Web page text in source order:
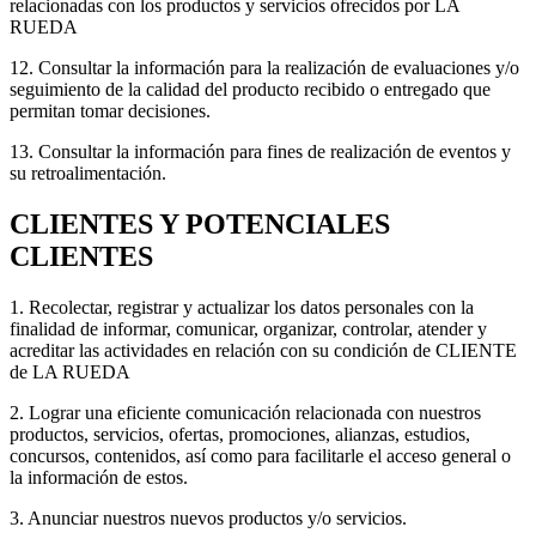
relacionadas con los productos y servicios ofrecidos por LA
RUEDA
12. Consultar la información para la realización de evaluaciones y/o
seguimiento de la calidad del producto recibido o entregado que
permitan tomar decisiones.
13. Consultar la información para fines de realización de eventos y
su retroalimentación.
CLIENTES Y POTENCIALES
CLIENTES
1. Recolectar, registrar y actualizar los datos personales con la
finalidad de informar, comunicar, organizar, controlar, atender y
acreditar las actividades en relación con su condición de CLIENTE
de LA RUEDA
2. Lograr una eficiente comunicación relacionada con nuestros
productos, servicios, ofertas, promociones, alianzas, estudios,
concursos, contenidos, así como para facilitarle el acceso general o
la información de estos.
3. Anunciar nuestros nuevos productos y/o servicios.